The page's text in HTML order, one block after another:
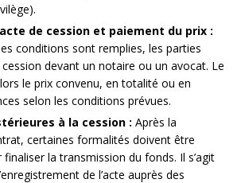
de cession et paiement du prix :
conditions sont remplies, les parties
cession devant un notaire ou un avocat. Le
le prix convenu, en totalité ou en
selon les conditions prévues.
à la cession : Après la
certaines formalités doivent être
la transmission du fonds. Il s’agit
de l’acte auprès des